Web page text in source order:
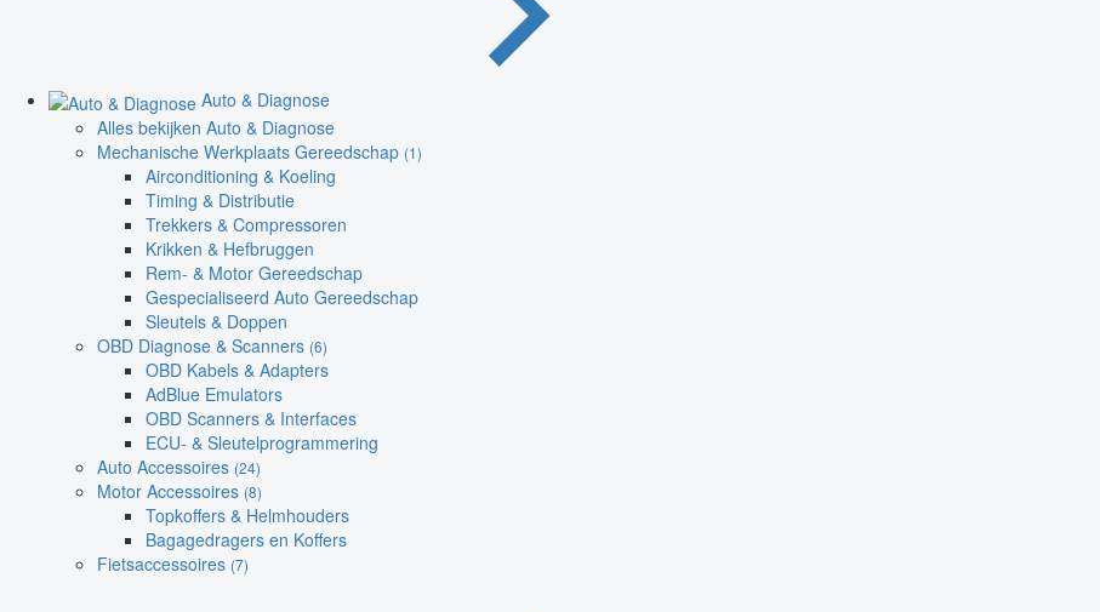
Auto & Diagnose
Alles bekijken Auto & Diagnose
Mechanische Werkplaats Gereedschap (1)
Airconditioning & Koeling
Timing & Distributie
Trekkers & Compressoren
Krikken & Hefbruggen
Rem- & Motor Gereedschap
Gespecialiseerd Auto Gereedschap
Sleutels & Doppen
OBD Diagnose & Scanners (6)
OBD Kabels & Adapters
AdBlue Emulators
OBD Scanners & Interfaces
ECU- & Sleutelprogrammering
Auto Accessoires (24)
Motor Accessoires (8)
Topkoffers & Helmhouders
Bagagedragers en Koffers
Fietsaccessoires (7)